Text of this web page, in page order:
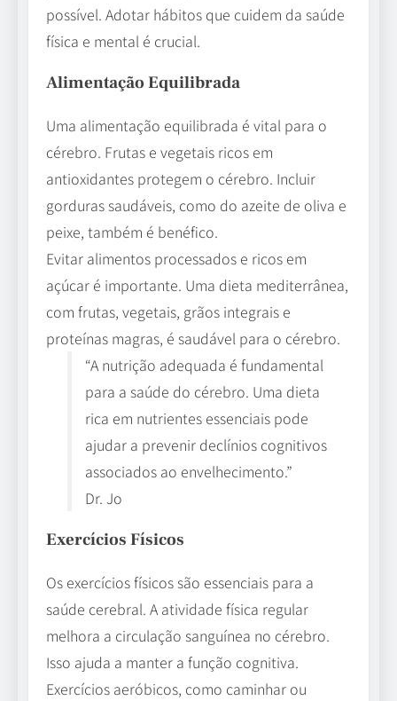
possível. Adotar hábitos que cuidem da saúde
física e mental é crucial.
Alimentação Equilibrada
Uma alimentação equilibrada é vital para o
cérebro. Frutas e vegetais ricos em
antioxidantes protegem o cérebro. Incluir
gorduras saudáveis, como do azeite de oliva e
peixe, também é benéfico.
Evitar alimentos processados e ricos em
açúcar é importante. Uma dieta mediterrânea,
com frutas, vegetais, grãos integrais e
proteínas magras, é saudável para o cérebro.
“A nutrição adequada é fundamental
para a saúde do cérebro. Uma dieta
rica em nutrientes essenciais pode
ajudar a prevenir declínios cognitivos
associados ao envelhecimento.”
Dr. Jo
Exercícios Físicos
Os exercícios físicos são essenciais para a
saúde cerebral. A atividade física regular
melhora a circulação sanguínea no cérebro.
Isso ajuda a manter a função cognitiva.
Exercícios aeróbicos, como caminhar ou